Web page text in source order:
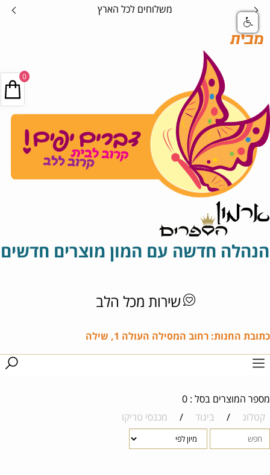
משלוחים לכל הארץ
מבית
הנהלה חדשה עם המון מוצרים חדשים
שירות מכל הלב
כתובת החנות: רחוב המסילה העולה 1, שילה
מספר המוצרים בסל : 0
קטלוג
/ ביגוד / מכנסי טריקו
0